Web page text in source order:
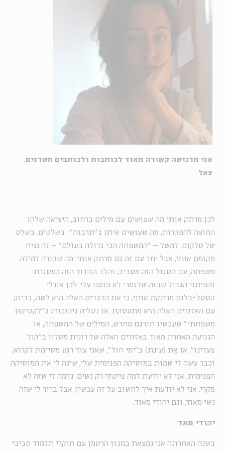
אני מרגישה קשורה מאוד לכותבות ולכותבים חשדנים.
צאל
לכן מרתק אותי מה שעושים עם מילים ברחוב, היציאה שלהן
החוצה להפקרות, מה שעושים איתן ב"תרבות": בשלטים. בשלט
של סלקום, למשל – "המשפחה הכי גדולה בעולם" – זה נניח
מקומם אותי, אבל יחד עם זה גם מרתק אותי. מה שקורה למילה
משפחה, עם הסגול הזה מסביב, והלב הוורוד הזה כמסגרת.
והפיתוי הגדול שבזה שלגמרי לא פוסח עלי. לכן אורלי
קסטל-בלום מרתקת אותי, כי את הדברים האלה היא לשה, בדיוק
עם האזורים האלה היא מתעסקת. או נטליה גינזבורג ב"לקסיקון
משפחתי" שעכשיו תורגם מחדש, המילים של המשפחה, או
הנגיעה האחרת מאוד באזורים האלה של רונית מטלון ב"קול
צעדינו", או אַת (עינת) ב"ימי חול", שאני עוד רגע מסיימת לקרוא,
וכבר עשה לי שמות במוסיקה הפנימית שלי, שינה לי את המוסיקה
הפנימית. אני לא יודעת למה ציינתי רק נשים. נדמה לי שזה לא
מקרי. אני לא יודעת איך לחשוב על זה עכשיו, אבל ברור לי שזה
נשי מאוד, וגם יהודי מאוד.
יהודי מאד
בשנה האחרונה אני נמצאת במכון הרטמן עם חוקרי תלמוד סביבי